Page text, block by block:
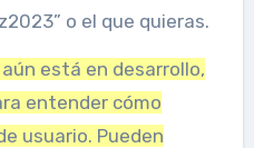
o el que quieras.
está en desarrollo,
entender cómo
usuario. Pueden